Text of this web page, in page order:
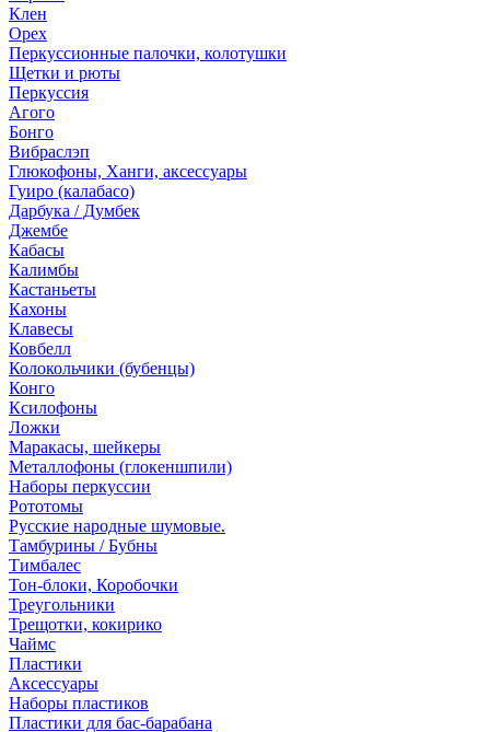
Клен
Орех
Перкуссионные палочки, колотушки
Щетки и рюты
Перкуссия
Агого
Бонго
Вибраслэп
Глюкофоны, Ханги, аксессуары
Гуиро (калабасо)
Дарбука / Думбек
Джембе
Кабасы
Калимбы
Кастаньеты
Кахоны
Клавесы
Ковбелл
Колокольчики (бубенцы)
Конго
Ксилофоны
Ложки
Маракасы, шейкеры
Металлофоны (глокеншпили)
Наборы перкуссии
Рототомы
Русские народные шумовые.
Тамбурины / Бубны
Тимбалес
Тон-блоки, Коробочки
Треугольники
Трещотки, кокирико
Чаймс
Пластики
Аксессуары
Наборы пластиков
Пластики для бас-барабана